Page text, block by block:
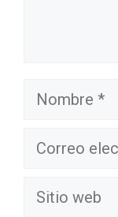
Nombre
Correo
Sitio